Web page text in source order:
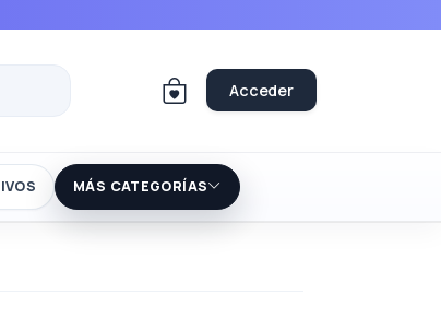
Acceder
MÁS CATEGORÍAS